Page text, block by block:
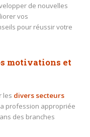
de nouvelles
vos
pour réussir votre
motivations et
les divers secteurs
profession appropriée
des branches